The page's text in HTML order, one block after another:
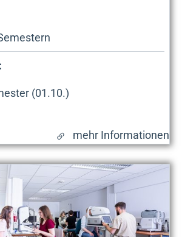
(01.10.)
mehr Informationen